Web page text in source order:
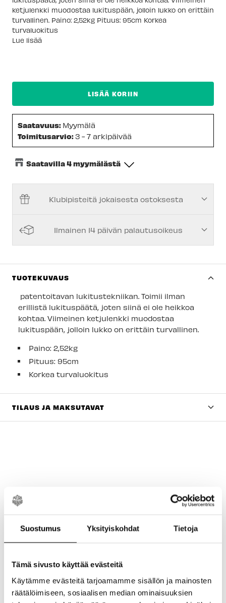
Suostumus Yksityiskohdat Tietoja
Tämä sivusto käyttää evästeitä
Käytämme evästeitä tarjoamamme sisällön ja mainosten
räätälöimiseen, sosiaalisen median ominaisuuksien
ketjulenkki muodostaa lukituspään, jolloin lukko on erittäin
turvallinen. Paino: 2,52kg Pituus: 95cm Korkea
turvaluokitus
Lue lisää
LISÄÄ KORIIN
Saatavuus: Myymälä
Toimitusarvio:3 - 7 arkipäivää
Saatavilla 4 myymälästä
Keskusvarasto-Tilapäisesti loppu
Espoon Myymälä-Saatavilla
Joensuun myymälä
Imatran myymälä-Saatavilla
Jyväskylän myymälä-Tilapäisesti loppu
Lappeenrannan myymälä -Tilapäisesti loppu
Klubipisteitä jokaisesta ostoksesta
Ilmainen 14 päivän palautusoikeus
TUOTEKUVAUS
patentoitavan lukitustekniikan. Toimii ilman
erillistä lukituspäätä, joten siinä ei ole heikkoa
kohtaa. Viimeinen ketjulenkki muodostaa
lukituspään, jolloin lukko on erittäin turvallinen.
Paino: 2,52kg
Pituus: 95cm
Korkea turvaluokitus
TILAUS JA MAKSUTAVAT
Järjestä Etsi: